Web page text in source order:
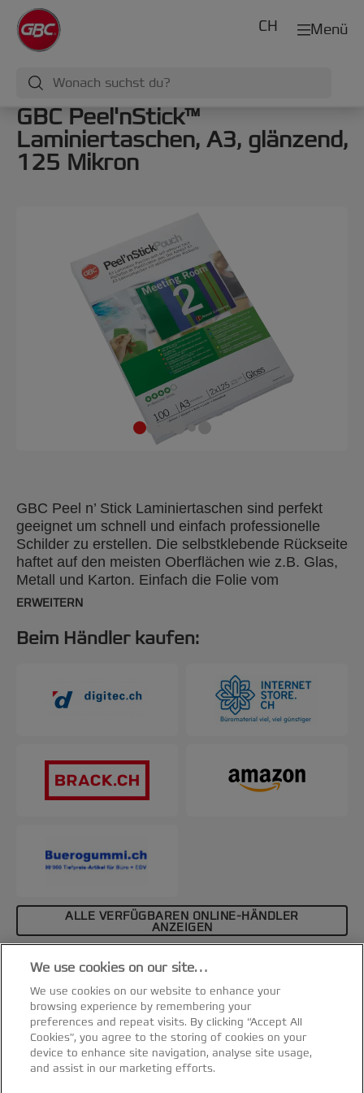
Menü
CH
GBC Peel'nStick™
Laminiertaschen, A3, glänzend,
125 Mikron
GBC Peel n’ Stick Laminiertaschen sind perfekt
geeignet um schnell und einfach professionelle
Schilder zu erstellen. Die selbstklebende Rückseite
haftet auf den meisten Oberflächen wie z.B. Glas,
Metall und Karton. Einfach die Folie vom
Trägerpapier abziehen, aufkleben und fertig. 125
ERWEITERN
Beim Händler kaufen:
ALLE VERFÜGBAREN ONLINE-HÄNDLER
ANZEIGEN
Spezifikationen & Merkmale
We use cookies on our site…
We use cookies on our website to enhance your
browsing experience by remembering your
preferences and repeat visits. By clicking “Accept All
Cookies”, you agree to the storing of cookies on your
device to enhance site navigation, analyse site usage,
and assist in our marketing efforts.